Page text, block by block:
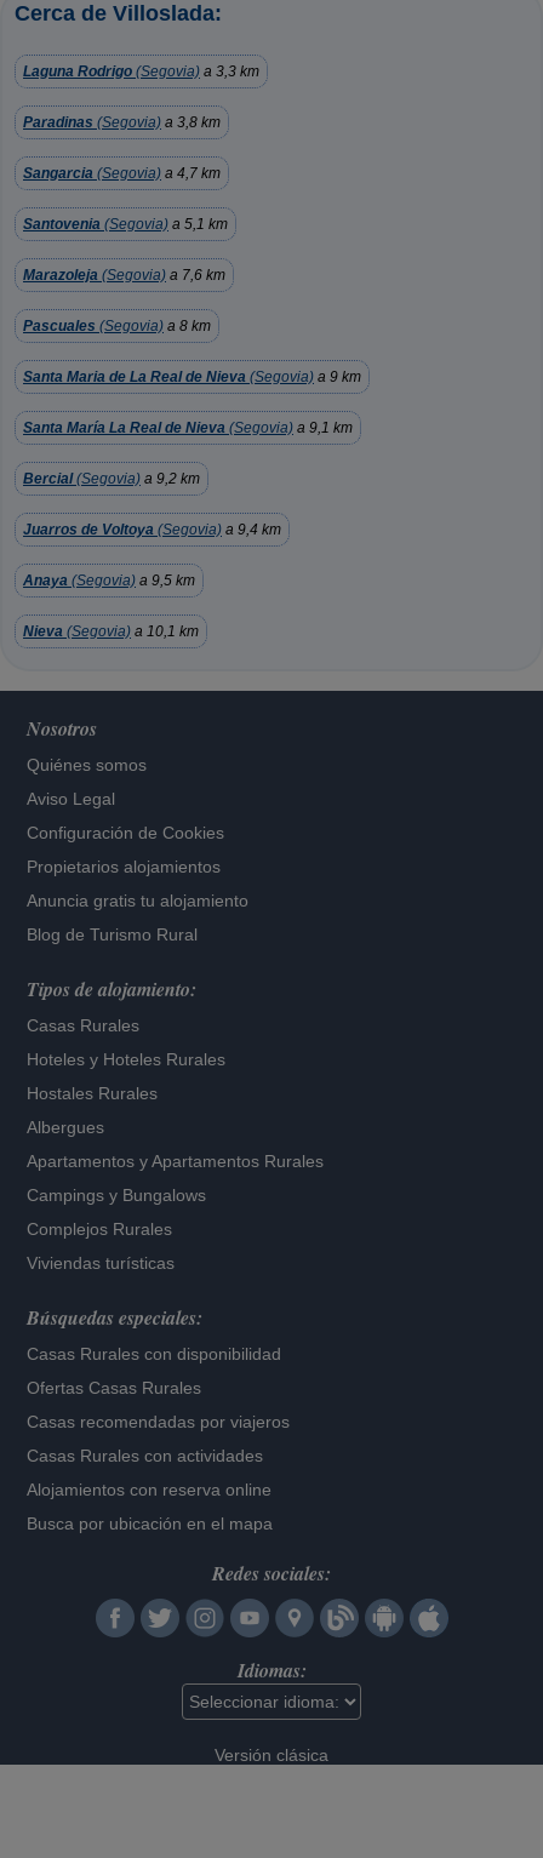
Cerca de Villoslada:
Laguna Rodrigo (Segovia) a 3,3 km
Paradinas (Segovia) a 3,8 km
Sangarcia (Segovia) a 4,7 km
Santovenia (Segovia) a 5,1 km
Marazoleja (Segovia) a 7,6 km
Pascuales (Segovia) a 8 km
Santa Maria de La Real de Nieva (Segovia) a 9 km
Santa María La Real de Nieva (Segovia) a 9,1 km
Bercial(Segovia) a 9,2 km
Juarros de Voltoya (Segovia) a 9,4 km
Anaya (Segovia) a 9,5 km
Nieva (Segovia) a 10,1 km
Nosotros
Quiénes somos
Aviso Legal
Configuración de Cookies
Propietarios alojamientos
Anuncia gratis tu alojamiento
Blog de Turismo Rural
Tipos de alojamiento:
Casas Rurales
Hoteles y Hoteles Rurales
Hostales Rurales
Albergues
Apartamentos yApartamentos Rurales
Campings y Bungalows
Complejos Rurales
Viviendas turísticas
Búsquedas especiales:
Casas Rurales con disponibilidad
Ofertas Casas Rurales
Casas recomendadas por viajeros
Casas Rurales con actividades
Alojamientos con reserva online
Busca por ubicación en el mapa
Redes sociales:
Idiomas:
Versión clásica